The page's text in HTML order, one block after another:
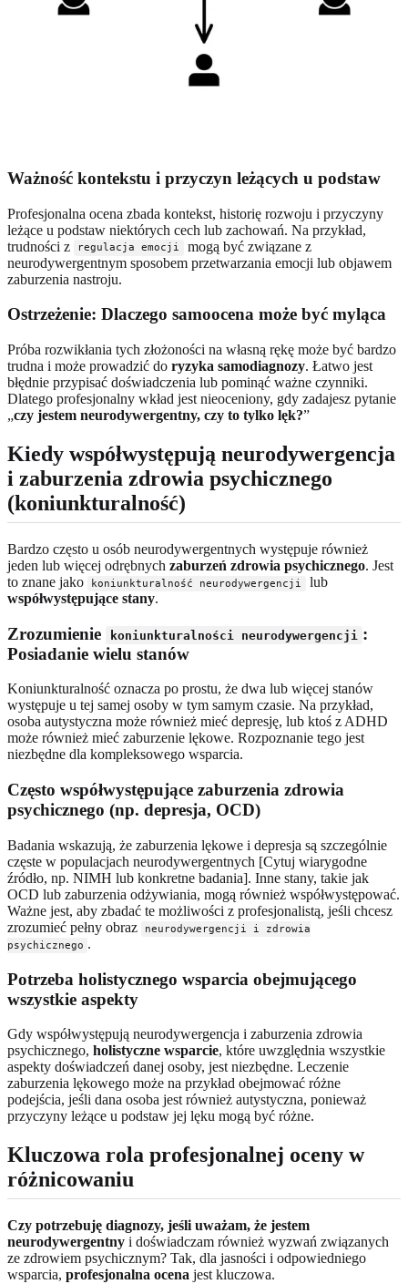
Ważność kontekstu i przyczyn leżących u podstaw
Profesjonalna ocena zbada kontekst, historię rozwoju i przyczyny
leżące u podstaw niektórych cech lub zachowań. Na przykład,
trudności z
regulacja emocji
mogą być związane z
neurodywergentnym sposobem przetwarzania emocji lub objawem
zaburzenia nastroju.
Ostrzeżenie: Dlaczego samoocena może być myląca
Próba rozwikłania tych złożoności na własną rękę może być bardzo
trudna i może prowadzić do ryzyka samodiagnozy. Łatwo jest
błędnie przypisać doświadczenia lub pominąć ważne czynniki.
Dlatego profesjonalny wkład jest nieoceniony, gdy zadajesz pytanie
„czy jestem neurodywergentny, czy to tylko lęk?”
Kiedy współwystępują neurodywergencja
i zaburzenia zdrowia psychicznego
(koniunkturalność)
Bardzo często u osób neurodywergentnych występuje również
jeden lub więcej odrębnych zaburzeń zdrowia psychicznego. Jest
to znane jako
koniunkturalność neurodywergencji
lub
współwystępujące stany.
Zrozumienie koniunkturalności neurodywergencji :
Posiadanie wielu stanów
Koniunkturalność oznacza po prostu, że dwa lub więcej stanów
występuje u tej samej osoby w tym samym czasie. Na przykład,
osoba autystyczna może również mieć depresję, lub ktoś z ADHD
może również mieć zaburzenie lękowe. Rozpoznanie tego jest
niezbędne dla kompleksowego wsparcia.
Często współwystępujące zaburzenia zdrowia
psychicznego (np. depresja, OCD)
Badania wskazują, że zaburzenia lękowe i depresja są szczególnie
częste w populacjach neurodywergentnych [Cytuj wiarygodne
źródło, np. NIMH lub konkretne badania]. Inne stany, takie jak
OCD lub zaburzenia odżywiania, mogą również współwystępować.
Ważne jest, aby zbadać te możliwości z profesjonalistą, jeśli chcesz
zrozumieć pełny obraz
neurodywergencji i zdrowia
psychicznego .
Potrzeba holistycznego wsparcia obejmującego
wszystkie aspekty
Gdy współwystępują neurodywergencja i zaburzenia zdrowia
psychicznego, holistyczne wsparcie, które uwzględnia wszystkie
aspekty doświadczeń danej osoby, jest niezbędne. Leczenie
zaburzenia lękowego może na przykład obejmować różne
podejścia, jeśli dana osoba jest również autystyczna, ponieważ
przyczyny leżące u podstaw jej lęku mogą być różne.
Kluczowa rola profesjonalnej oceny w
różnicowaniu
Czy potrzebuję diagnozy, jeśli uważam, że jestem
neurodywergentny i doświadczam również wyzwań związanych
ze zdrowiem psychicznym? Tak, dla jasności i odpowiedniego
wsparcia, profesjonalna ocena jest kluczowa.